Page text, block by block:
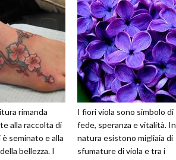
rimanda
alla raccolta di
è seminato e alla
bellezza. I
I fiori viola sono simbolo di
fede, speranza e vitalità. In
natura esistono migliaia di
sfumature di viola e tra i